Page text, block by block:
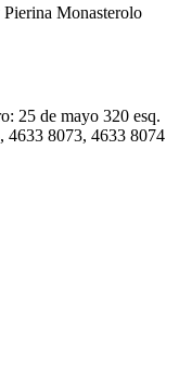
Monasterolo
25 de mayo 320 esq.
4633 8073, 4633 8074